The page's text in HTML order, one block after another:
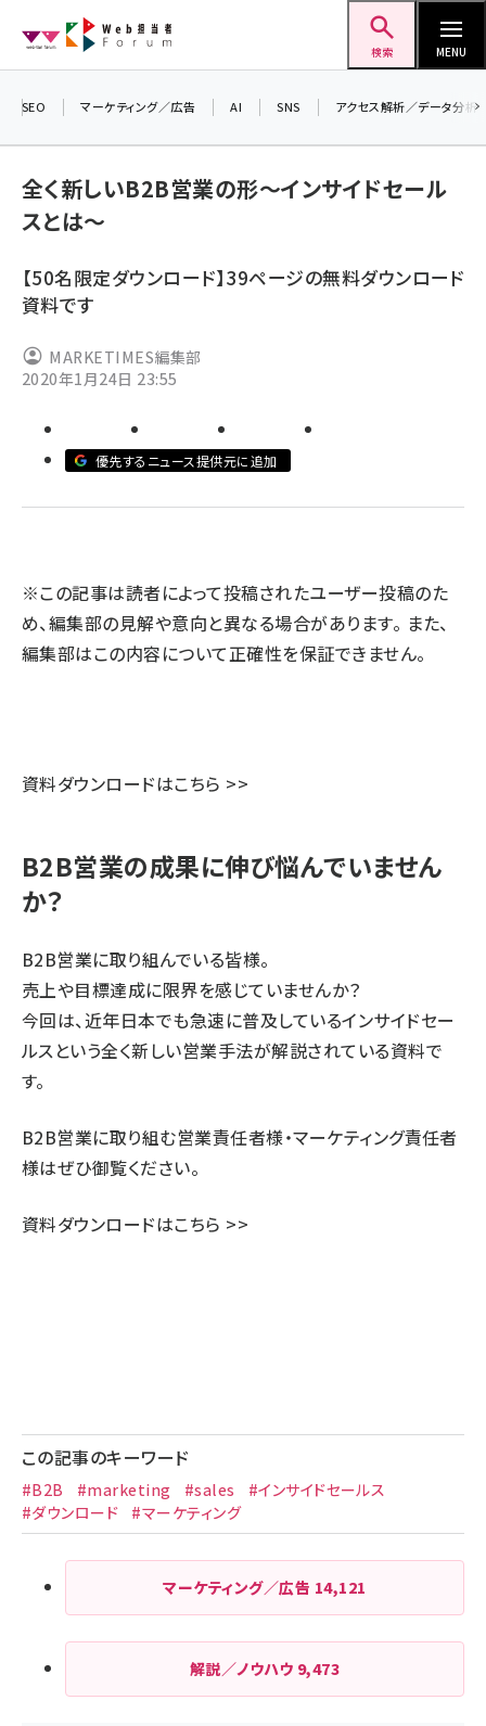
ン
検索 MENU
ai (2807)
note (2312)
z世代 (1622)
SEO マーケティング／広告 AI SNS アクセス解析／データ分析
全く新しいB2B営業の形～インサイドセール
スとは～
【50名限定ダウンロード】39ページの無料ダウンロード
資料です
MARKETIMES編集部
2020年1月24日 23:55
優先するニュース提供元に追加
※この記事は読者によって投稿されたユーザー投稿のた
め、編集部の見解や意向と異なる場合があります。 また、
編集部はこの内容について正確性を保証できません。
資料ダウンロードはこちら >>
B2B営業の成果に伸び悩んでいません
か？
B2B営業に取り組んでいる皆様。
売上や目標達成に限界を感じていませんか？
今回は、近年日本でも急速に普及しているインサイドセー
ルスという全く新しい営業手法が解説されている資料で
す。
B2B営業に取り組む営業責任者様・マーケティング責任者
様はぜひ御覧ください。
資料ダウンロードはこちら >>
この記事のキーワード
#B2B #marketing #sales
#インサイドセールス
#ダウンロード
#マーケティング
マーケティング／広告 14,121
解説／ノウハウ 9,473